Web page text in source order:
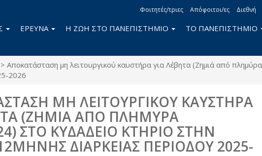
Φοιτητές/τριες Απόφοιτοι/ες Διεθνή
ΕΡΕΥΝΑ Η ΖΩΗ ΣΤΟ ΠΑΝΕΠΙΣΤΗΜΙΟ ΤΟ ΠΑΝΕΠΙΣΤΗΜΙΟ
> Αποκατάσταση μη λειτουργικού καυστήρα για Λέβητα (Ζημιά από
2026
ΜΗ ΛΕΙΤΟΥΡΓΙΚΟΥ ΚΑΥΣΤΗΡΑ
(ΖΗΜΙΑ ΑΠΟ ΠΛΗΜΥΡΑ
ΣΤΟ ΚΥΔΑΔΕΙΟ ΚΤΗΡΙΟ ΣΤΗΝ
ΔΙΑΡΚΕΙΑΣ ΠΕΡΙΟΔΟΥ 2025-